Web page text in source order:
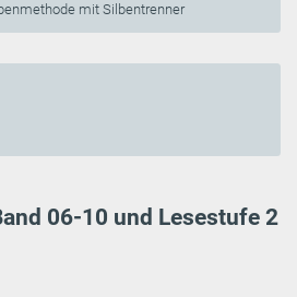
mit Silbentrenner
06-10 und Lesestufe 2